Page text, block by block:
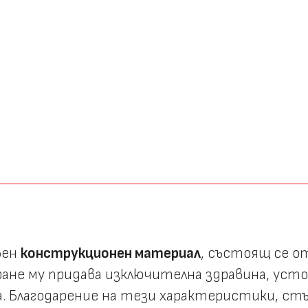
конструкционен материал, състоящ се
му придава изключителна здравина,
Благодарение на тези характеристики,